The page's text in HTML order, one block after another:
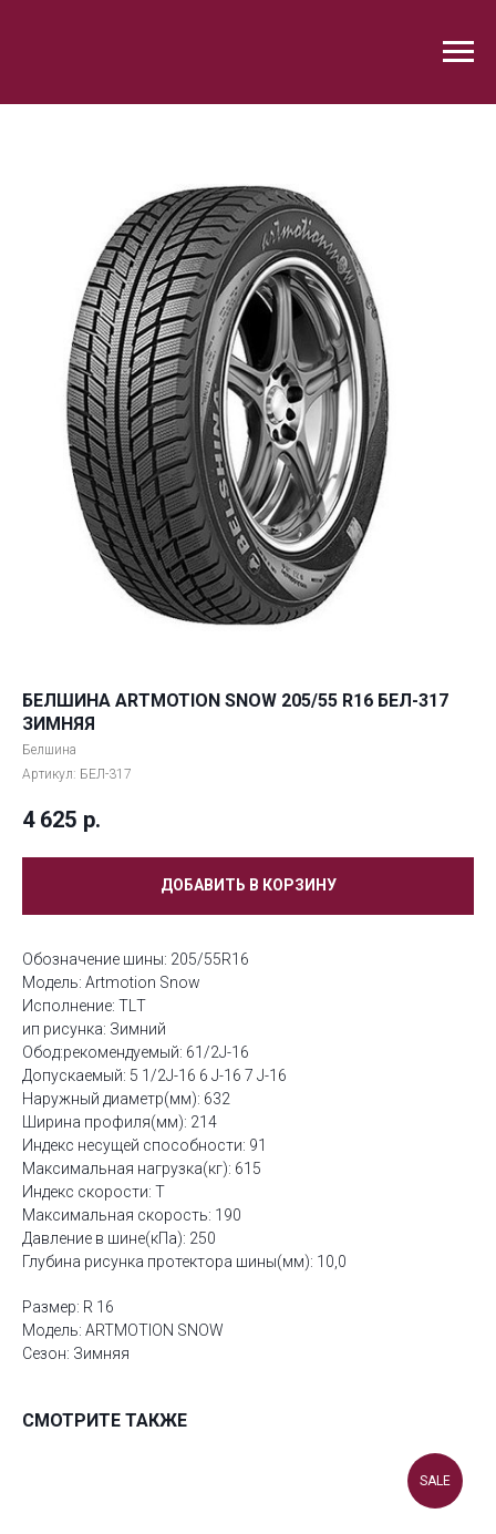
БЕЛШИНА ARTMOTION SNOW 205/55 R16 БЕЛ-317
ЗИМНЯЯ
Белшина
Артикул: БЕЛ-317
4 625 р.
ДОБАВИТЬ В КОРЗИНУ
Обозначение шины: 205/55R16
Модель: Artmotion Snow
Исполнение: TLТ
ип рисунка: Зимний
Обод:рекомендуемый: 61/2J-16
Допускаемый: 5 1/2J-16 6 J-16 7 J-16
Наружный диаметр(мм): 632
Ширина профиля(мм): 214
Индекс несущей способности: 91
Максимальная нагрузка(кг): 615
Индекс скорости: T
Максимальная скорость: 190
Давление в шине(кПа): 250
Глубина рисунка протектора шины(мм): 10,0
Размер: R 16
Модель: ARTMOTION SNOW
Сезон: Зимняя
СМОТРИТЕ ТАКЖЕ
SALE